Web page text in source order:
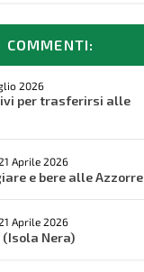
COMMENTI:
2026
per trasferirsi alle
Aprile 2026
e bere alle Azzorre
Aprile 2026
(Isola Nera)